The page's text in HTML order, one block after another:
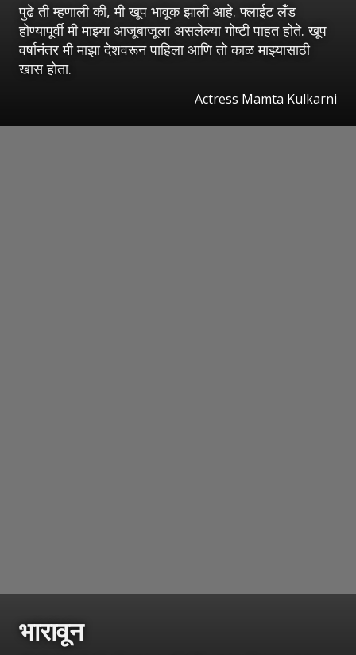
पुढे ती म्हणाली की, मी खूप भावूक झाली आहे. फ्लाईट लँड
होण्यापूर्वी मी माझ्या आजूबाजूला असलेल्या गोष्टी पाहत होते. खूप
वर्षानंतर मी माझा देशवरून पाहिला आणि तो काळ माझ्यासाठी
खास होता.
Actress Mamta Kulkarni
भारावून